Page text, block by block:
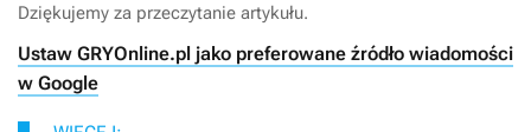
Dziękujemy za przeczytanie artykułu.
Ustaw GRYOnline.pl jako preferowane źródło wiadomości
w Google